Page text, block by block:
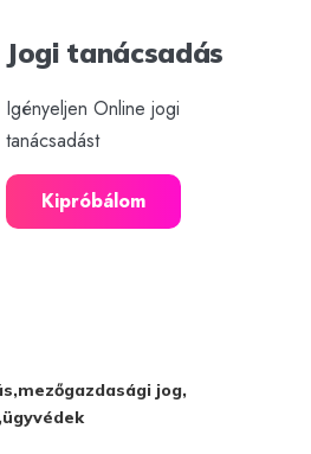
Jogi tanácsadás
Igényeljen Online jogi
tanácsadást
Kipróbálom
mezőgazdasági jog
ügyvédek